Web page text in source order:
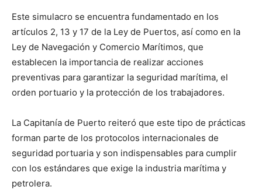
Este simulacro se encuentra fundamentado en los
artículos 2, 13 y 17 de la Ley de Puertos, así como en la
Ley de Navegación y Comercio Marítimos, que
establecen la importancia de realizar acciones
preventivas para garantizar la seguridad marítima, el
orden portuario y la protección de los trabajadores.
La Capitanía de Puerto reiteró que este tipo de prácticas
forman parte de los protocolos internacionales de
seguridad portuaria y son indispensables para cumplir
con los estándares que exige la industria marítima y
petrolera.